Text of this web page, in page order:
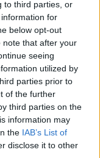
to third parties, or
for
below opt-out
note that after your
seeing
utilized by
parties prior to
of the further
third parties on the
information may
the IAB’s List of
disclose it to other
del proprio
sapere cosa